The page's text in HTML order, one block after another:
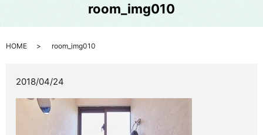
room_img010
HOME room_img010
2018/04/24